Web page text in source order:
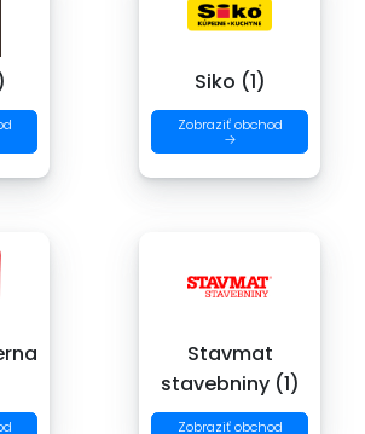
Siko (1)
Zobraziť obchod
→
Stavmat
stavebniny (1)
Zobraziť obchod